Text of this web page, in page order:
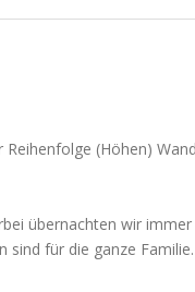
(Höhen)
übernachten wir
für die ganze